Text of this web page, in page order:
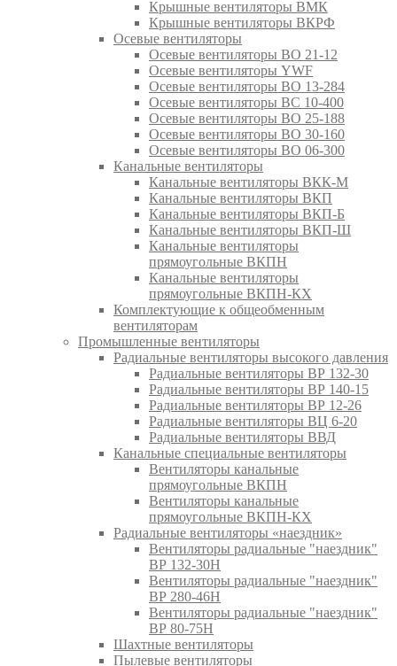
Крышные вентиляторы ВМК
Крышные вентиляторы ВКРФ
Осевые вентиляторы
Осевые вентиляторы ВО 21-12
Осевые вентиляторы YWF
Осевые вентиляторы ВО 13-284
Осевые вентиляторы ВС 10-400
Осевые вентиляторы ВО 25-188
Осевые вентиляторы ВО 30-160
Осевые вентиляторы ВО 06-300
Канальные вентиляторы
Канальные вентиляторы ВКК-М
Канальные вентиляторы ВКП
Канальные вентиляторы ВКП-Б
Канальные вентиляторы ВКП-Ш
Канальные вентиляторы
прямоугольные ВКПН
Канальные вентиляторы
прямоугольные ВКПН-КХ
Комплектующие к общеобменным
вентиляторам
Промышленные вентиляторы
Радиальные вентиляторы высокого давления
Радиальные вентиляторы ВР 132-30
Радиальные вентиляторы ВР 140-15
Радиальные вентиляторы ВР 12-26
Радиальные вентиляторы ВЦ 6-20
Радиальные вентиляторы ВВД
Канальные специальные вентиляторы
Вентиляторы канальные
прямоугольные ВКПН
Вентиляторы канальные
прямоугольные ВКПН-КХ
Радиальные вентиляторы «наездник»
Вентиляторы радиальные "наездник"
ВР 132-30Н
Вентиляторы радиальные "наездник"
ВР 280-46Н
Вентиляторы радиальные "наездник"
ВР 80-75Н
Шахтные вентиляторы
Пылевые вентиляторы